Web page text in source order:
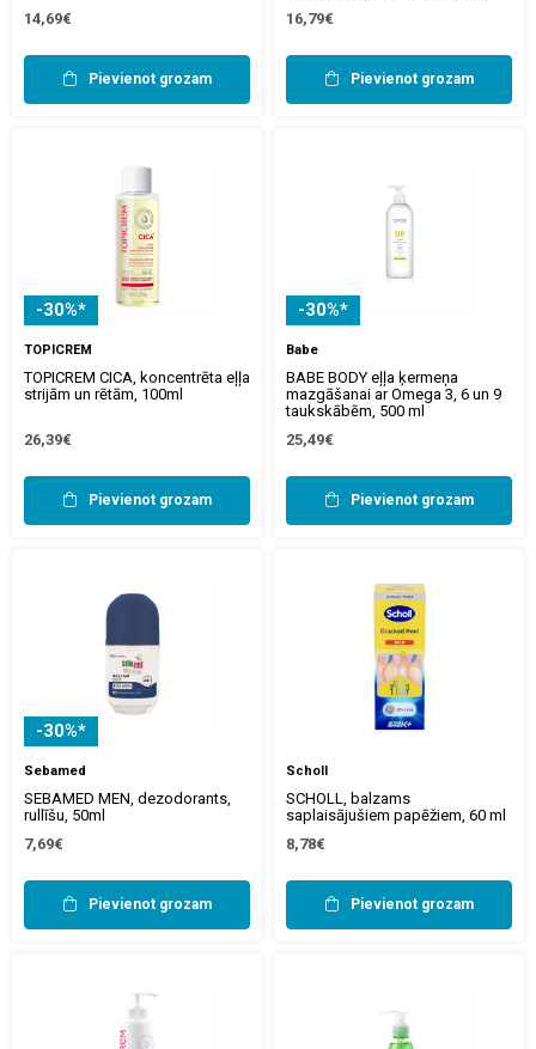
14,69€
Pievienot grozam
16,79€
Pievienot grozam
-30%*
TOPICREM
TOPICREM CICA, koncentrēta eļļa
strijām un rētām, 100ml
26,39€
Pievienot grozam
-30%*
Babe
BABE BODY eļļa ķermeņa
mazgāšanai ar Omega 3, 6 un 9
taukskābēm, 500 ml
25,49€
Pievienot grozam
-30%*
Sebamed
SEBAMED MEN, dezodorants,
rullīšu, 50ml
7,69€
Pievienot grozam
Scholl
SCHOLL, balzams
saplaisājušiem papēžiem, 60 ml
8,78€
Pievienot grozam